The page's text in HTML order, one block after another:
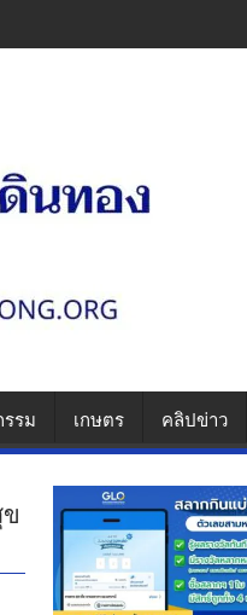
เสาไฟ รวบคาเพชรเกษม ยึด
รม เกษตร คลิปข่าว